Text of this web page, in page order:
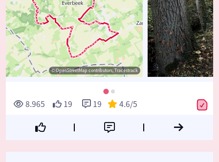
© OpenStreetMap contributors, Tracestrack
8.965 19 19 4.6/5